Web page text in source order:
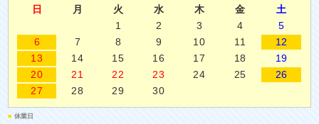
日
月 火 水 木 金
土
1
2 3 4
5
6
7 8 9 10 11
12
13
14 15 16 17 18
19
20
21 22 23 24 25
26
27
28 29 30
■ 休業日